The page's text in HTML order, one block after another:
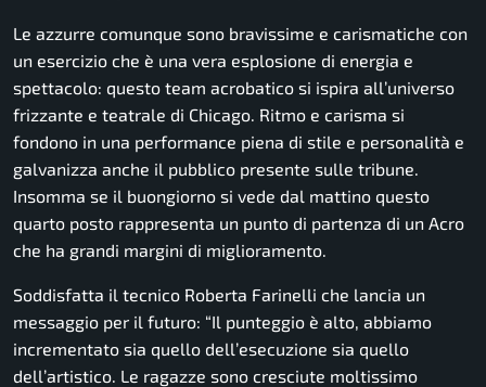
Le azzurre comunque sono bravissime e carismatiche con
un esercizio che è una vera esplosione di energia e
spettacolo: questo team acrobatico si ispira all’universo
frizzante e teatrale di Chicago. Ritmo e carisma si
fondono in una performance piena di stile e personalità e
galvanizza anche il pubblico presente sulle tribune.
Insomma se il buongiorno si vede dal mattino questo
quarto posto rappresenta un punto di partenza di un Acro
che ha grandi margini di miglioramento.
Soddisfatta il tecnico Roberta Farinelli che lancia un
messaggio per il futuro: “Il punteggio è alto, abbiamo
incrementato sia quello dell’esecuzione sia quello
dell’artistico. Le ragazze sono cresciute moltissimo